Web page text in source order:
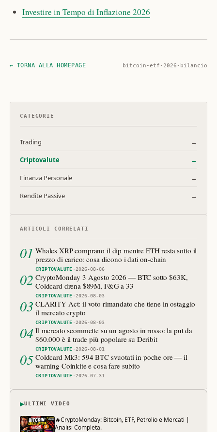
Investire in Tempo di Inflazione 2026
← TORNA ALLA HOMEPAGE bitcoin-etf-2026-bilancio
CATEGORIE
Trading →
Criptovalute →
Finanza Personale →
Rendite Passive →
ARTICOLI CORRELATI
01 Whales XRP comprano il dip mentre ETH resta sotto il
prezzo di carico: cosa dicono i dati on-chain
CRIPTOVALUTE ·2026-08-06
02 CryptoMonday 3 Agosto 2026 — BTC sotto $63K,
Coldcard drena $89M, F&G a 33
CRIPTOVALUTE ·2026-08-03
03 CLARITY Act: il voto rimandato che tiene in ostaggio
il mercato crypto
CRIPTOVALUTE ·2026-08-03
04 Il mercato scommette su un agosto in rosso: la put da
$60.000 è il trade più popolare su Deribit
CRIPTOVALUTE ·2026-08-01
05 Coldcard Mk3: 594 BTC svuotati in poche ore — il
warning Coinkite e cosa fare subito
CRIPTOVALUTE ·2026-07-31
▶ULTIMI VIDEO
🔥CryptoMonday: Bitcoin, ETF, Petrolio e Mercati |
Analisi Completa.